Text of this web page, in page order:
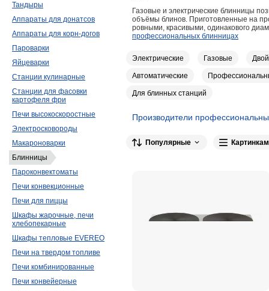
Газовые и электрические блинницы
объёмы блинов. Приготовленные на
ровными, красивыми, одинакового
профессиональных блинницах
Электрические Газовые
Автоматические
Для блинных станций
Производители
Sirman Popcake OZTI 1
Популярные
Тандыры
Аппараты для донатсов
Аппараты для корн-догов
Пароварки
Яйцеварки
Станции кулинарные
Станции для фасовки
картофеля фри
Печи высокоскоростные
Электросковороды
Макароноварки
Блинницы
Пароконвектоматы
Печи конвекционные
Печи для пиццы
Шкафы жарочные, печи
хлебопекарные
Шкафы тепловые EVEREO
Печи на твердом топливе
Печи комбинированные
Печи конвейерные